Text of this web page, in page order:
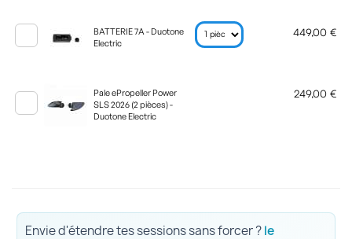
BATTERIE 7A - Duotone
Electric
449,00 €
Pale ePropeller Power
SLS 2026 (2 pièces) -
Duotone Electric
249,00 €
Envie d'étendre tes sessions sans forcer ?le